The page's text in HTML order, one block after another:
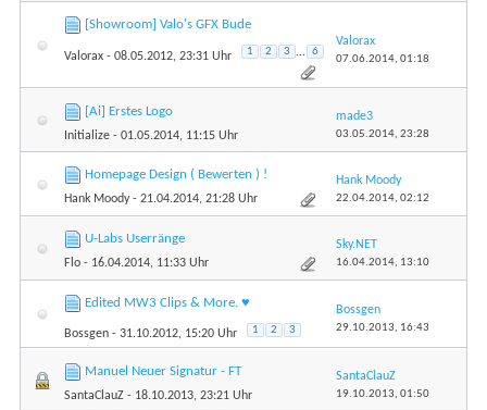
[Showroom] Valo's GFX Bude
Valorax - 08.05.2012, 23:31 Uhr 1 2 3 ... 6
Valorax
07.06.2014, 01:18
[Ai] Erstes Logo
Initialize - 01.05.2014, 11:15 Uhr
made3
03.05.2014, 23:28
Homepage Design ( Bewerten ) !
Hank Moody- 21.04.2014, 21:28 Uhr
Hank Moody
22.04.2014, 02:12
U-Labs Userränge
Flo - 16.04.2014, 11:33 Uhr
Sky.NET
16.04.2014, 13:10
Edited MW3 Clips & More. ♥
Bossgen - 31.10.2012, 15:20 Uhr 1 2 3
Bossgen
29.10.2013, 16:43
Manuel Neuer Signatur - FT
SantaClauZ - 18.10.2013, 23:21 Uhr
SantaClauZ
19.10.2013, 01:50